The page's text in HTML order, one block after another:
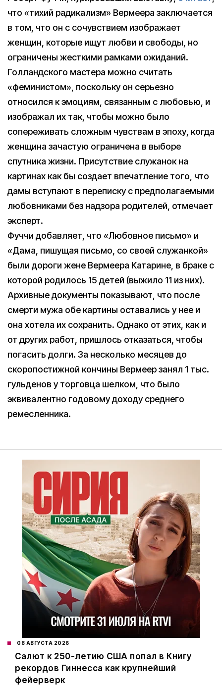
что «тихий радикализм» Вермеера заключается
в том, что он с сочувствием изображает
женщин, которые ищут любви и свободы, но
ограничены жесткими рамками ожиданий.
Голландского мастера можно считать
«феминистом», поскольку он серьезно
относился к эмоциям, связанным с любовью, и
изображал их так, чтобы можно было
сопереживать сложным чувствам в эпоху, когда
женщина зачастую ограничена в выборе
спутника жизни. Присутствие служанок на
картинах как бы создает впечатление того, что
дамы вступают в переписку с предполагаемыми
любовниками без надзора родителей, отмечает
эксперт.
Фуччи добавляет, что «Любовное письмо» и
«Дама, пишущая письмо, со своей служанкой»
были дороги жене Вермеера Катарине, в браке с
которой родилось 15 детей (выжило 11 из них).
Архивные документы показывают, что после
смерти мужа обе картины оставались у нее и
она хотела их сохранить. Однако от этих, как и
от других работ, пришлось отказаться, чтобы
погасить долги. За несколько месяцев до
скоропостижной кончины Вермеер занял 1 тыс.
гульденов у торговца шелком, что было
эквивалентно годовому доходу среднего
ремесленника.
08 АВГУСТА 2026
Салют к 250-летию США попал в Книгу
рекордов Гиннесса как крупнейший
фейерверк